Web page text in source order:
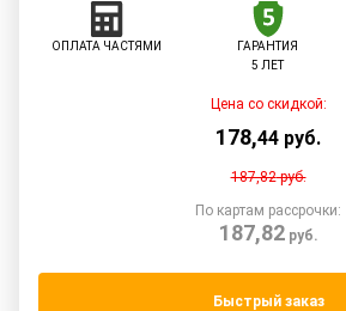
ОПЛАТА ЧАСТЯМИ
ГАРАНТИЯ
5 ЛЕТ
Цена со скидкой:
178,44 руб.
187,82руб.
По картам рассрочки:
187,82руб.
Быстрый заказ